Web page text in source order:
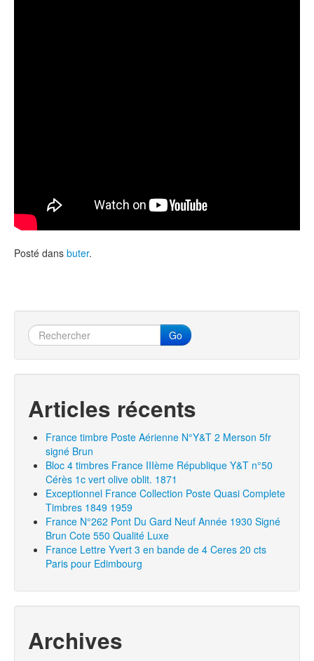
Posté dans buter.
Go
Articles récents
France timbre Poste Aérienne N°Y&T 2 Merson 5fr
signé Brun
Bloc 4 timbres France IIIème République Y&T n°50
Cérès 1c vert olive oblit. 1871
Exceptionnel France Collection Poste Quasi Complete
Timbres 1849 1959
France N°262 Pont Du Gard Neuf Année 1930 Signé
Brun Cote 550 Qualité Luxe
France Lettre Yvert 3 en bande de 4 Ceres 20 cts
Paris pour Edimbourg
Archives